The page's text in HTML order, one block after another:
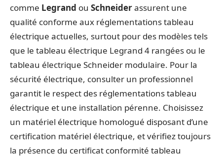
comme Legrand ou Schneiderassurent une
qualité conforme aux réglementations tableau
électrique actuelles, surtout pour des modèles tels
que le tableau électrique Legrand 4 rangées ou le
tableau électrique Schneider modulaire. Pour la
sécurité électrique, consulter un professionnel
garantit le respect des réglementations tableau
électrique et une installation pérenne. Choisissez
un matériel électrique homologué disposant d’une
certification matériel électrique, et vérifiez toujours
la présence du certificat conformité tableau